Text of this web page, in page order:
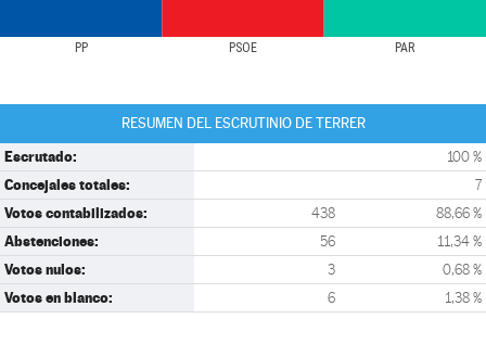
PP PSOE PAR
RESUMEN DEL ESCRUTINIO DE TERRER
Escrutado: 100 %
Concejales totales: 7
Votos contabilizados: 438 88,66 %
Abstenciones: 56 11,34 %
Votos nulos: 3 0,68 %
Votos en blanco: 6 1,38 %